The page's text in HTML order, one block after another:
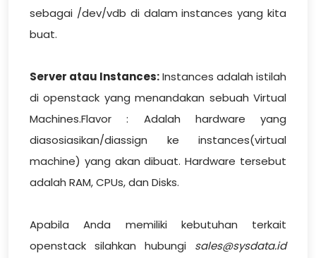
sebagai /dev/vdb di dalam instances yang kita
buat.
Server atau Instances:Instances adalah istilah
di openstack yang menandakan sebuah Virtual
Machines.Flavor : Adalah hardware yang
diasosiasikan/diassign ke instances(virtual
machine) yang akan dibuat. Hardware tersebut
adalah RAM, CPUs, dan Disks.
Apabila Anda memiliki kebutuhan terkait
openstack silahkan hubungi sales@sysdata.id